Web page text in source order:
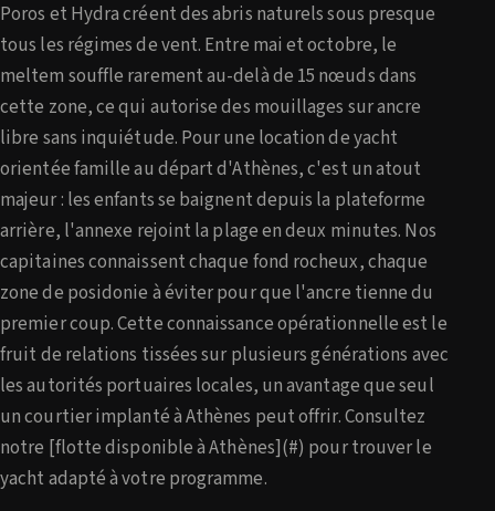
Poros et Hydra créent des abris naturels sous presque
tous les régimes de vent. Entre mai et octobre, le
meltem souffle rarement au-delà de 15 nœuds dans
cette zone, ce qui autorise des mouillages sur ancre
libre sans inquiétude. Pour une location de yacht
orientée famille au départ d'Athènes, c'est un atout
majeur : les enfants se baignent depuis la plateforme
arrière, l'annexe rejoint la plage en deux minutes. Nos
capitaines connaissent chaque fond rocheux, chaque
zone de posidonie à éviter pour que l'ancre tienne du
premier coup. Cette connaissance opérationnelle est le
fruit de relations tissées sur plusieurs générations avec
les autorités portuaires locales, un avantage que seul
un courtier implanté à Athènes peut offrir. Consultez
notre [flotte disponible à Athènes](#) pour trouver le
yacht adapté à votre programme.